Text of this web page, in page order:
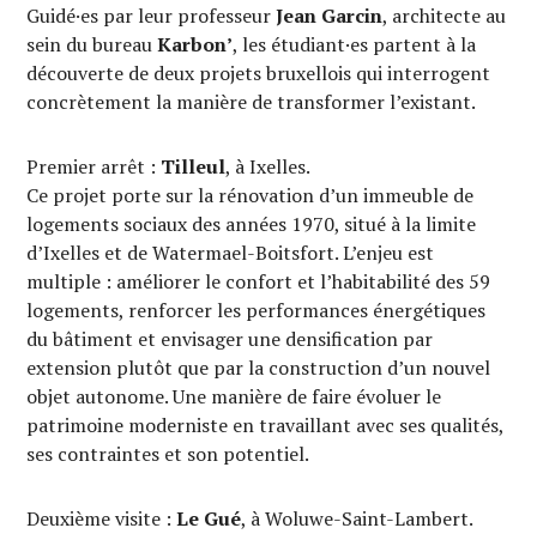
Guidé·es par leur professeurJean Garcin, architecte au
sein du bureauKarbon’, les étudiant·es partent à la
découverte de deux projets bruxellois qui interrogent
concrètement la manière de transformer l’existant.
Premier arrêt : Tilleul, à Ixelles.
Ce projet porte sur la rénovation d’un immeuble de
logements sociaux des années 1970, situé à la limite
d’Ixelles et de Watermael-Boitsfort. L’enjeu est
multiple : améliorer le confort et l’habitabilité des 59
logements, renforcer les performances énergétiques
du bâtiment et envisager une densification par
extension plutôt que par la construction d’un nouvel
objet autonome. Une manière de faire évoluer le
patrimoine moderniste en travaillant avec ses qualités,
ses contraintes et son potentiel.
Deuxième visite :Le Gué, à Woluwe-Saint-Lambert.